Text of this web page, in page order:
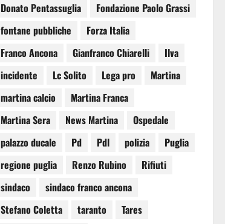
Donato Pentassuglia
Fondazione Paolo Grassi
fontane pubbliche
Forza Italia
Franco Ancona
Gianfranco Chiarelli
Ilva
incidente
Lc Solito Lega pro
Martina
martina calcio
Martina Franca
Martina Sera
News Martina
Ospedale
palazzo ducale
Pd Pdl polizia
Puglia
regione puglia
Renzo Rubino
Rifiuti
sindaco
sindaco franco ancona
Stefano Coletta
taranto
Tares